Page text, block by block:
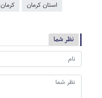
استان کرمان کرمان
نظر شما